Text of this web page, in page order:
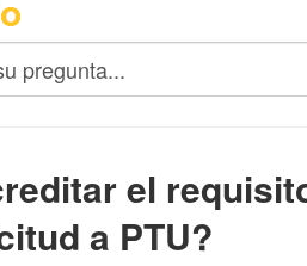
el
a PTU?